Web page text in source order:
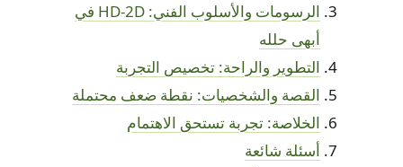
الرسومات والأسلوب الفني: HD-2D في
أبهى حلله
التطوير والراحة: تخصيص التجربة
القصة والشخصيات: نقطة ضعف محتملة
الخلاصة: تجربة تستحق الاهتمام
أسئلة شائعة